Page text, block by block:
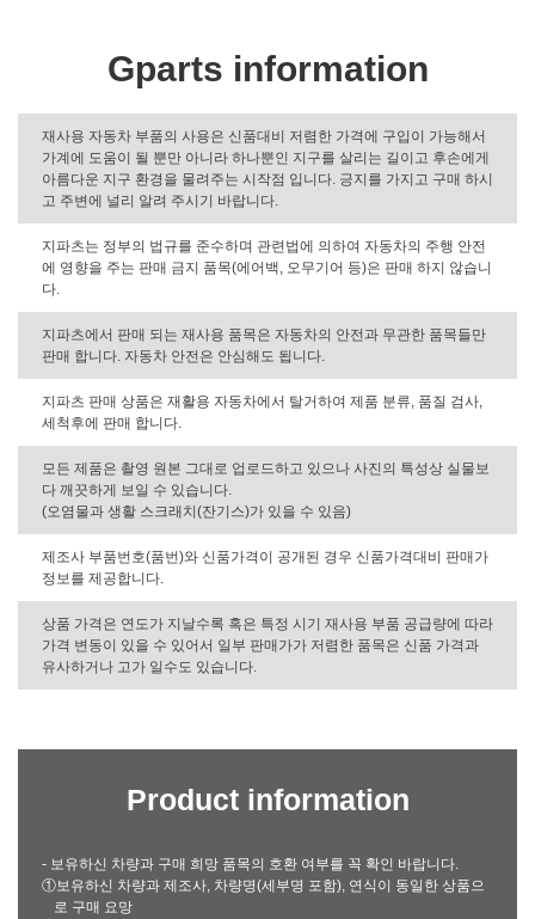
Gparts information
재사용 자동차 부품의 사용은 신품대비 저렴한 가격에 구입이 가능해서
가계에 도움이 될 뿐만 아니라 하나뿐인 지구를 살리는 길이고 후손에게
아름다운 지구 환경을 물려주는 시작점 입니다. 긍지를 가지고 구매 하시
고 주변에 널리 알려 주시기 바랍니다.
지파츠는 정부의 법규를 준수하며 관련법에 의하여 자동차의 주행 안전
에 영향을 주는 판매 금지 품목(에어백, 오무기어 등)은 판매 하지 않습니
다.
지파츠에서 판매 되는 재사용 품목은 자동차의 안전과 무관한 품목들만
판매 합니다. 자동차 안전은 안심해도 됩니다.
지파츠 판매 상품은 재활용 자동차에서 탈거하여 제품 분류, 품질 검사,
세척후에 판매 합니다.
모든 제품은 촬영 원본 그대로 업로드하고 있으나 사진의 특성상 실물보
다 깨끗하게 보일 수 있습니다.
(오염물과 생활 스크래치(잔기스)가 있을 수 있음)
제조사 부품번호(품번)와 신품가격이 공개된 경우 신품가격대비 판매가
정보를 제공합니다.
상품 가격은 연도가 지날수록 혹은 특정 시기 재사용 부품 공급량에 따라
가격 변동이 있을 수 있어서 일부 판매가가 저렴한 품목은 신품 가격과
유사하거나 고가 일수도 있습니다.
Product information
- 보유하신 차량과 구매 희망 품목의 호환 여부를 꼭 확인 바랍니다.
①보유하신 차량과 제조사, 차량명(세부명 포함), 연식이 동일한 상품으
로 구매 요망